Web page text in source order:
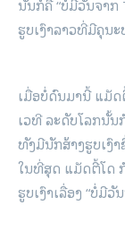
ນັ້ນກໍຄື “ບໍ່ມີວັນຈາກ
ຮູບເງົາລາວທີ່ມີຄຸນ
ເມື່ອບໍ່ດົນມານີ້ ແມັດ
ເວທີ ລະດັບໂລກນັ້ນ
ທັງມີນັກສ້າງຮູບເງົ
ໃນທີ່ສຸດ ແມັດຕີ້ໂດ
ຮູບເງົາເລື່ອງ “ບໍ່ມີ